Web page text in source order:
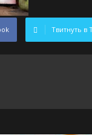
Твитнуть в